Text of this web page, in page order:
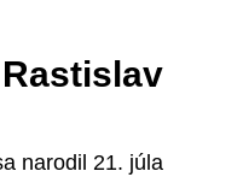
narodil 21. júla